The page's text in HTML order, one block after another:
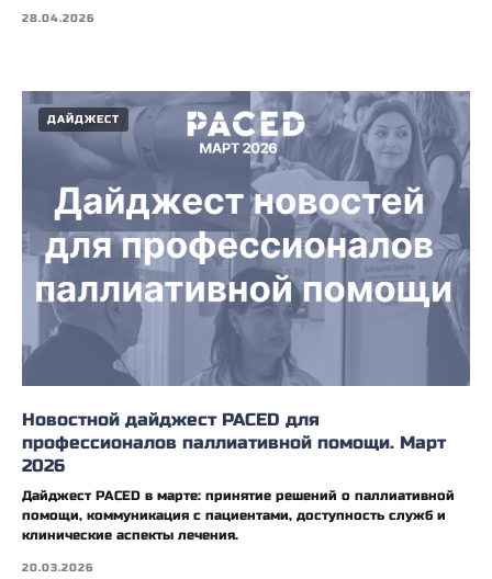
28.04.2026
ДАЙДЖЕСТ
Новостной дайджест PACED для
профессионалов паллиативной помощи. Март
2026
Дайджест PACED в марте: принятие решений о паллиативной
помощи, коммуникация с пациентами, доступность служб и
клинические аспекты лечения.
20.03.2026